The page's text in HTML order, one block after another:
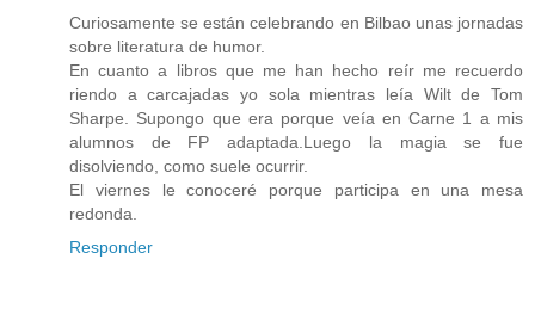
Curiosamente se están celebrando en Bilbao unas jornadas
sobre literatura de humor.
En cuanto a libros que me han hecho reír me recuerdo
riendo a carcajadas yo sola mientras leía Wilt de Tom
Sharpe. Supongo que era porque veía en Carne 1 a mis
alumnos de FP adaptada.Luego la magia se fue
disolviendo, como suele ocurrir.
El viernes le conoceré porque participa en una mesa
redonda.
Responder